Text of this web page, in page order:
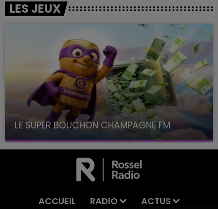
LES JEUX
LE SUPER BOUCHON CHAMPAGNE FM
avec La Famille Champagne FM, à 8H10
ACCUEIL RADIO ACTUS